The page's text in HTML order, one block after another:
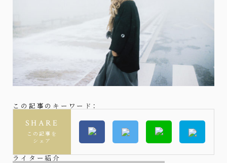
この記事のキーワード：
SHARE
この記事を
シェア
ライター紹介